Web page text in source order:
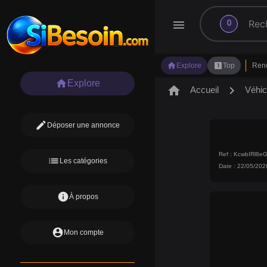
menu 0
search
home Explore looks_oneTop
home Explore
edit Déposer une annonce
list Les catégories
infoÀ propos
account_circle Mon compte
home Accueil chevron_right
Ref :
Date : 22/05/